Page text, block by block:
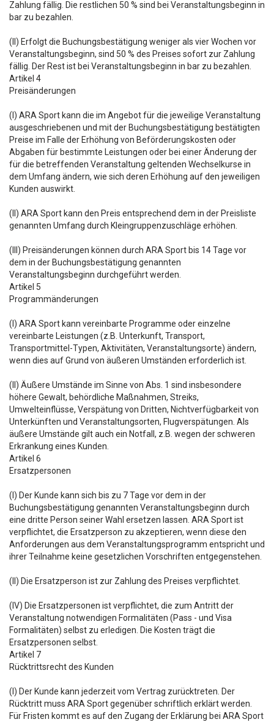
Zahlung fällig. Die restlichen 50 % sind bei Veranstaltungsbeginn in
bar zu bezahlen.
(II) Erfolgt die Buchungsbestätigung weniger als vier Wochen vor
Veranstaltungsbeginn, sind 50 % des Preises sofort zur Zahlung
fällig. Der Rest ist bei Veranstaltungsbeginn in bar zu bezahlen.
Artikel 4
Preisänderungen
(I) ARA Sport kann die im Angebot für die jeweilige Veranstaltung
ausgeschriebenen und mit der Buchungsbestätigung bestätigten
Preise im Falle der Erhöhung von Beförderungskosten oder
Abgaben für bestimmte Leistungen oder bei einer Änderung der
für die betreffenden Veranstaltung geltenden Wechselkurse in
dem Umfang ändern, wie sich deren Erhöhung auf den jeweiligen
Kunden auswirkt.
(II) ARA Sport kann den Preis entsprechend dem in der Preisliste
genannten Umfang durch Kleingruppenzuschläge erhöhen.
(III) Preisänderungen können durch ARA Sport bis 14 Tage vor
dem in der Buchungsbestätigung genannten
Veranstaltungsbeginn durchgeführt werden.
Artikel 5
Programmänderungen
(I) ARA Sport kann vereinbarte Programme oder einzelne
vereinbarte Leistungen (z.B. Unterkunft, Transport,
Transportmittel-Typen, Aktivitäten, Veranstaltungsorte) ändern,
wenn dies auf Grund von äußeren Umständen erforderlich ist.
(II) Äußere Umstände im Sinne von Abs. 1 sind insbesondere
höhere Gewalt, behördliche Maßnahmen, Streiks,
Umwelteinflüsse, Verspätung von Dritten, Nichtverfügbarkeit von
Unterkünften und Veranstaltungsorten, Flugverspätungen. Als
äußere Umstände gilt auch ein Notfall, z.B. wegen der schweren
Erkrankung eines Kunden.
Artikel 6
Ersatzpersonen
(I) Der Kunde kann sich bis zu 7 Tage vor dem in der
Buchungsbestätigung genannten Veranstaltungsbeginn durch
eine dritte Person seiner Wahl ersetzen lassen. ARA Sport ist
verpflichtet, die Ersatzperson zu akzeptieren, wenn diese den
Anforderungen aus dem Veranstaltungsprogramm entspricht und
ihrer Teilnahme keine gesetzlichen Vorschriften entgegenstehen.
(II) Die Ersatzperson ist zur Zahlung des Preises verpflichtet.
(IV) Die Ersatzpersonen ist verpflichtet, die zum Antritt der
Veranstaltung notwendigen Formalitäten (Pass - und Visa
Formalitäten) selbst zu erledigen. Die Kosten trägt die
Ersatzpersonen selbst.
Artikel 7
Rücktrittsrecht des Kunden
(I) Der Kunde kann jederzeit vom Vertrag zurücktreten. Der
Rücktritt muss ARA Sport gegenüber schriftlich erklärt werden.
Für Fristen kommt es auf den Zugang der Erklärung bei ARA Sport